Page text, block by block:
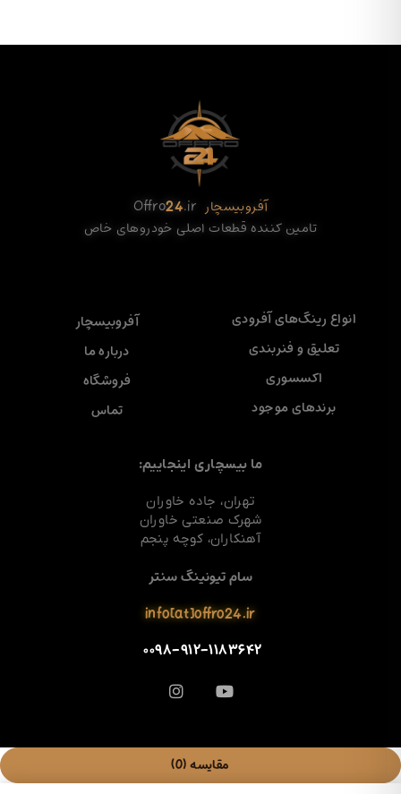
آفروبیسچار Offro24.ir
تامین کننده قطعات اصلی خودروهای خاص
انواع رینگ‌های آفرودی
تعلیق و فنربندی
اکسسوری
برندهای موجود
آفروبیسچار
درباره ما
فروشگاه
تماس
ما بیسچاری اینجاییم:
تهران، جاده خاوران
شهرک صنعتی خاوران
آهنکاران، کوچه پنجم
سام تیونینگ سنتر
info[at]offro24.ir
۰۰۹۸-۹۱۲-۱۱۸۳۶۴۲
مقایسه(0)